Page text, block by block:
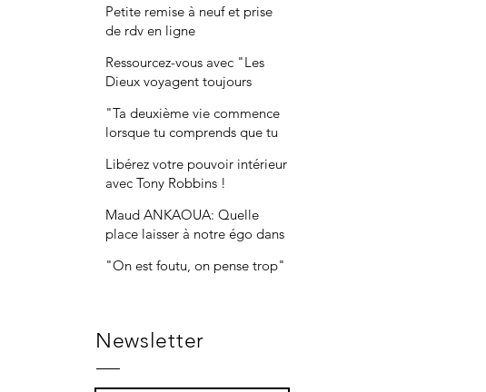
Petite remise à neuf et prise
de rdv en ligne
Ressourcez-vous avec "Les
Dieux voyagent toujours
"Ta deuxième vie commence
lorsque tu comprends que tu
Libérez votre pouvoir intérieur
avec Tony Robbins !
Maud ANKAOUA: Quelle
place laisser à notre égo dans
"On est foutu, on pense trop"
Newsletter